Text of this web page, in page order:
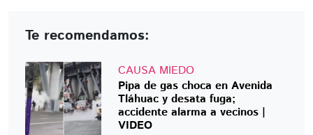
Te recomendamos:
CAUSA MIEDO
Pipa de gas choca en Avenida
Tláhuac y desata fuga;
accidente alarma a vecinos |
VIDEO